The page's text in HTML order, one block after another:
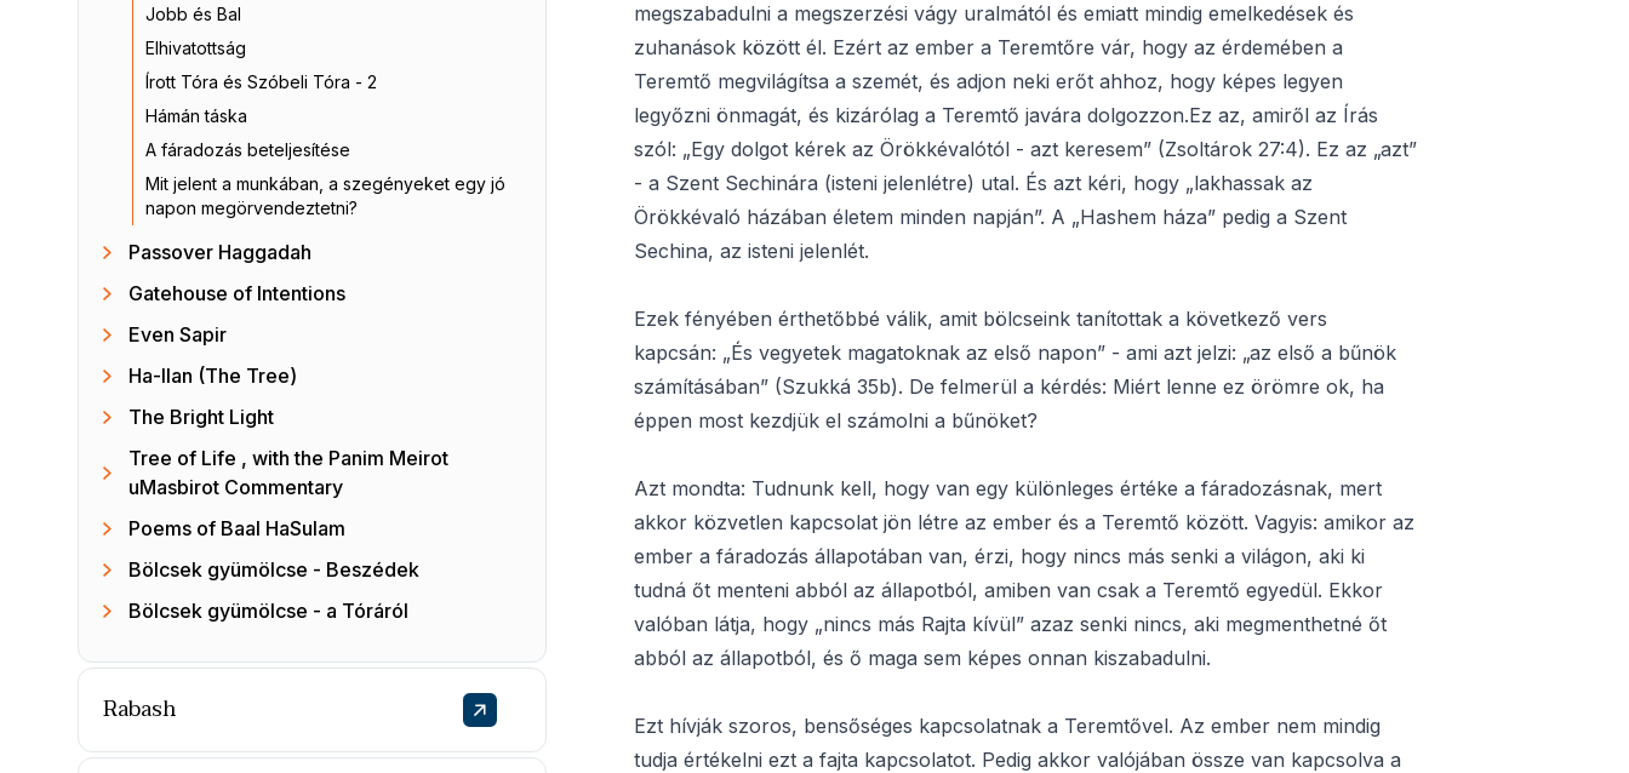
Jobb és Bal
Elhivatottság
Írott Tóra és Szóbeli Tóra - 2
Hámán táska
A fáradozás beteljesítése
Mit jelent a munkában, a szegényeket egy jó
napon megörvendeztetni?
Passover Haggadah
Gatehouse of Intentions
Even Sapir
Ha-Ilan (The Tree)
The Bright Light
Tree of Life , with the Panim Meirot
uMasbirot Commentary
Poems of Baal HaSulam
Bölcsek gyümölcse - Beszédek
Bölcsek gyümölcse - a Tóráról
Rabash
megszabadulni a megszerzési vágy uralmától és emiatt mindig emelkedések és
zuhanások között él. Ezért az ember a Teremtőre vár, hogy az érdemében a
Teremtő megvilágítsa a szemét, és adjon neki erőt ahhoz, hogy képes legyen
legyőzni önmagát, és kizárólag a Teremtő javára dolgozzon.Ez az, amiről az Írás
szól: „Egy dolgot kérek az Örökkévalótól - azt keresem” (Zsoltárok 27:4). Ez az „azt”
- a Szent Sechinára (isteni jelenlétre) utal. És azt kéri, hogy „lakhassak az
Örökkévaló házában életem minden napján”. A „Hashem háza” pedig a Szent
Sechina, az isteni jelenlét.
Ezek fényében érthetőbbé válik, amit bölcseink tanítottak a következő vers
kapcsán: „És vegyetek magatoknak az első napon” - ami azt jelzi: „az első a bűnök
számításában” (Szukká 35b). De felmerül a kérdés: Miért lenne ez örömre ok, ha
éppen most kezdjük el számolni a bűnöket?
Azt mondta: Tudnunk kell, hogy van egy különleges értéke a fáradozásnak, mert
akkor közvetlen kapcsolat jön létre az ember és a Teremtő között. Vagyis: amikor az
ember a fáradozás állapotában van, érzi, hogy nincs más senki a világon, aki ki
tudná őt menteni abból az állapotból, amiben van csak a Teremtő egyedül. Ekkor
valóban látja, hogy „nincs más Rajta kívül” azaz senki nincs, aki megmenthetné őt
abból az állapotból, és ő maga sem képes onnan kiszabadulni.
Ezt hívják szoros, bensőséges kapcsolatnak a Teremtővel. Az ember nem mindig
tudja értékelni ezt a fajta kapcsolatot. Pedig akkor valójában össze van kapcsolva a